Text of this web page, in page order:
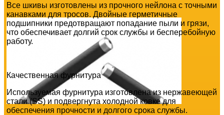
Все шкивы изготовлены из прочного нейлона с точными
канавками для тросов. Двойные герметичные
подшипники предотвращают попадание пыли и грязи,
что обеспечивает долгий срок службы и бесперебойную
работу.
Качественная фурнитура
Используемая фурнитура изготовлена из нержавеющей
стали (SS) и подвергнута холодной ковке для
обеспечения прочности и долгого срока службы.